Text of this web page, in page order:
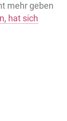
mehr geben
hat sich